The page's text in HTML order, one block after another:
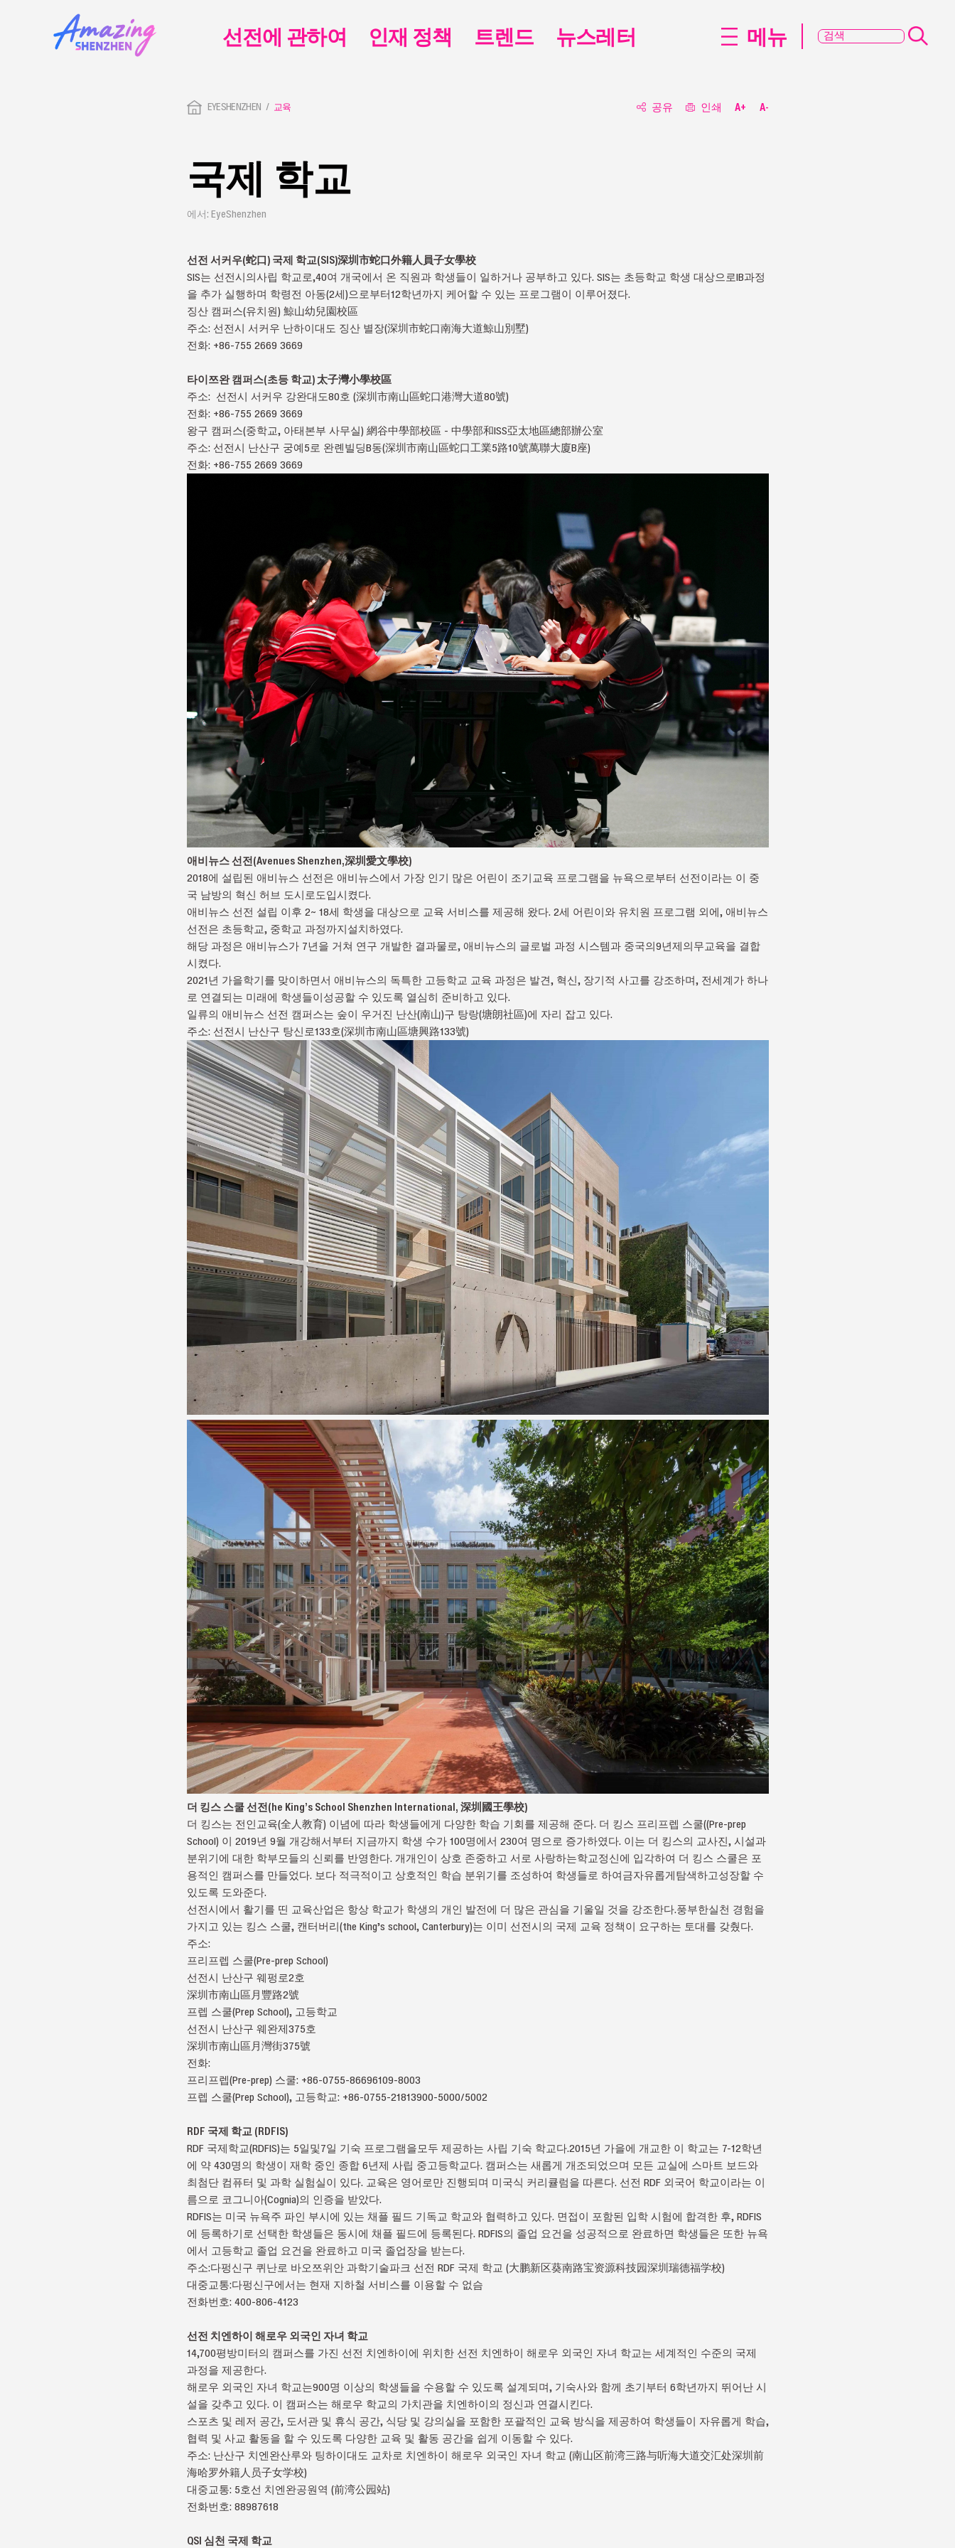
EYESHENZHEN 교육 공유 인쇄 A+ A-
국제 학교
에서: EyeShenzhen
선전 서커우(蛇口) 국제 학교(SIS)深圳市蛇口外籍人員子女學校
SIS는 선전시의사립 학교로,40여 개국에서 온 직원과 학생들이 일하거나 공부하고 있다. SIS는 초등학교 학생 대상으로IB과정
을 추가 실행하며 학령전 아동(2세)으로부터12학년까지 케어할 수 있는 프로그램이 이루어졌다.
징산 캠퍼스(유치원) 鯨山幼兒園校區
주소: 선전시 서커우 난하이대도 징산 별장(深圳市蛇口南海大道鯨山別墅)
전화: +86-755 2669 3669
타이쯔완 캠퍼스(초등 학교) 太子灣小學校區
주소: 선전시 서커우 강완대도80호 (深圳市南山區蛇口港灣大道80號)
전화: +86-755 2669 3669
왕구 캠퍼스(중학교, 아태본부 사무실) 網谷中學部校區 - 中學部和ISS亞太地區總部辦公室
주소: 선전시 난산구 궁예5로 완롄빌딩B동(深圳市南山區蛇口工業5路10號萬聯大廈B座)
전화: +86-755 2669 3669
애비뉴스 선전(Avenues Shenzhen,深圳愛文學校)
2018에 설립된 애비뉴스 선전은 애비뉴스에서 가장 인기 많은 어린이 조기교육 프로그램을 뉴욕으로부터 선전이라는 이 중
국 남방의 혁신 허브 도시로도입시켰다.
애비뉴스 선전 설립 이후 2~ 18세 학생을 대상으로 교육 서비스를 제공해 왔다. 2세 어린이와 유치원 프로그램 외에, 애비뉴스
선전은 초등학교, 중학교 과정까지설치하였다.
해당 과정은 애비뉴스가 7년을 거쳐 연구 개발한 결과물로, 애비뉴스의 글로벌 과정 시스템과 중국의9년제의무교육을 결합
시켰다.
2021년 가을학기를 맞이하면서 애비뉴스의 독특한 고등학교 교육 과정은 발견, 혁신, 장기적 사고를 강조하며, 전세계가 하나
로 연결되는 미래에 학생들이성공할 수 있도록 열심히 준비하고 있다.
일류의 애비뉴스 선전 캠퍼스는 숲이 우거진 난산(南山)구 탕랑(塘朗社區)에 자리 잡고 있다.
주소: 선전시 난산구 탕신로133호(深圳市南山區塘興路133號)
더 킹스 스쿨 선전(he King’s School Shenzhen International, 深圳國王學校)
더 킹스는 전인교육(全人教育) 이념에 따라 학생들에게 다양한 학습 기회를 제공해 준다. 더 킹스 프리프렙 스쿨((Pre-prep
School) 이 2019년 9월 개강해서부터 지금까지 학생 수가 100명에서 230여 명으로 증가하였다. 이는 더 킹스의 교사진, 시설과
분위기에 대한 학부모들의 신뢰를 반영한다. 개개인이 상호 존중하고 서로 사랑하는학교정신에 입각하여 더 킹스 스쿨은 포
용적인 캠퍼스를 만들었다. 보다 적극적이고 상호적인 학습 분위기를 조성하여 학생들로 하여금자유롭게탐색하고성장할 수
있도록 도와준다.
선전시에서 활기를 띤 교육산업은 항상 학교가 학생의 개인 발전에 더 많은 관심을 기울일 것을 강조한다.풍부한실천 경험을
가지고 있는 킹스 스쿨, 캔터버리(the King’s school, Canterbury)는 이미 선전시의 국제 교육 정책이 요구하는 토대를 갖췄다.
주소:
프리프렙 스쿨(Pre-prep School)
선전시 난산구 웨펑로2호
深圳市南山區月豐路2號
프렙 스쿨(Prep School), 고등학교
선전시 난산구 웨완제375호
深圳市南山區月灣街375號
전화:
프리프렙(Pre-prep) 스쿨: +86-0755-86696109-8003
프렙 스쿨(Prep School), 고등학교: +86-0755-21813900-5000/5002
RDF 국제 학교 (RDFIS)
RDF 국제학교(RDFIS)는 5일및7일 기숙 프로그램을모두 제공하는 사립 기숙 학교다.2015년 가을에 개교한 이 학교는 7-12학년
에 약 430명의 학생이 재학 중인 종합 6년제 사립 중고등학교다. 캠퍼스는 새롭게 개조되었으며 모든 교실에 스마트 보드와
최첨단 컴퓨터 및 과학 실험실이 있다. 교육은 영어로만 진행되며 미국식 커리큘럼을 따른다. 선전 RDF 외국어 학교이라는 이
름으로 코그니아(Cognia)의 인증을 받았다.
RDFIS는 미국 뉴욕주 파인 부시에 있는 채플 필드 기독교 학교와 협력하고 있다. 면접이 포함된 입학 시험에 합격한 후, RDFIS
에 등록하기로 선택한 학생들은 동시에 채플 필드에 등록된다. RDFIS의 졸업 요건을 성공적으로 완료하면 학생들은 또한 뉴욕
에서 고등학교 졸업 요건을 완료하고 미국 졸업장을 받는다.
주소:다펑신구 퀴난로 바오쯔위안 과학기술파크 선전 RDF 국제 학교 (大鹏新区葵南路宝资源科技园深圳瑞德福学校)
대중교통:다펑신구에서는 현재 지하철 서비스를 이용할 수 없슴
전화번호: 400-806-4123
선전 치엔하이 해로우 외국인 자녀 학교
14,700평방미터의 캠퍼스를 가진 선전 치엔하이에 위치한 선전 치엔하이 해로우 외국인 자녀 학교는 세계적인 수준의 국제
과정을 제공한다.
해로우 외국인 자녀 학교는900명 이상의 학생들을 수용할 수 있도록 설계되며, 기숙사와 함께 초기부터 6학년까지 뛰어난 시
설을 갖추고 있다. 이 캠퍼스는 해로우 학교의 가치관을 치엔하이의 정신과 연결시킨다.
스포츠 및 레저 공간, 도서관 및 휴식 공간, 식당 및 강의실을 포함한 포괄적인 교육 방식을 제공하여 학생들이 자유롭게 학습,
협력 및 사교 활동을 할 수 있도록 다양한 교육 및 활동 공간을 쉽게 이동할 수 있다.
주소: 난산구 치엔완산루와 팅하이대도 교차로 치엔하이 해로우 외국인 자녀 학교 (南山区前湾三路与听海大道交汇处深圳前
海哈罗外籍人员子女学校)
대중교통: 5호선 치엔완공원역 (前湾公园站)
전화번호: 88987618
QSI 심천 국제 학교
선전에 관하여 인재 정책 트렌드 뉴스레터 메뉴